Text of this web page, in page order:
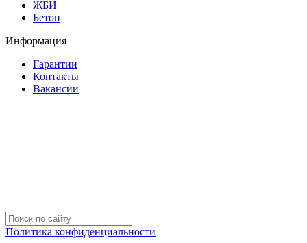
ЖБИ
Бетон
Информация
Гарантии
Контакты
Вакансии
Политика конфиденциальности